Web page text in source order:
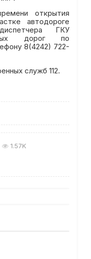
открытия
автодороге
ГКУ
дорог по
8(4242) 722-
служб 112.
1.57K